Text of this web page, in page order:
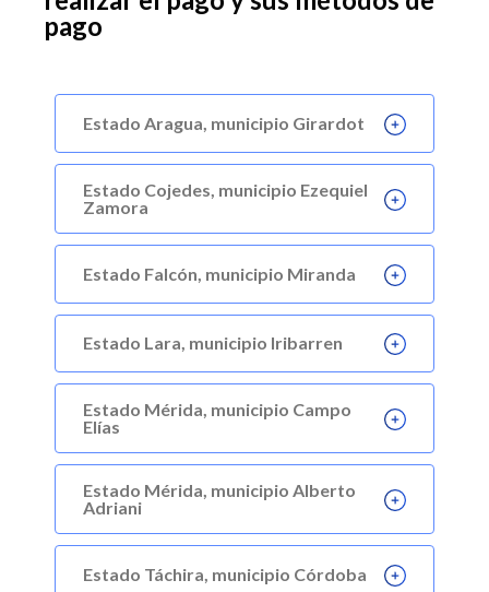
pago
Estado Aragua, municipio Girardot
Estado Cojedes, municipio Ezequiel
Zamora
Estado Falcón, municipio Miranda
Estado Lara, municipio Iribarren
Estado Mérida, municipio Campo
Elías
Estado Mérida, municipio Alberto
Adriani
Estado Táchira, municipio Córdoba